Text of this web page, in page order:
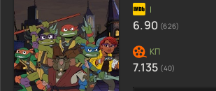
6.90 (626)
7.135 (40)